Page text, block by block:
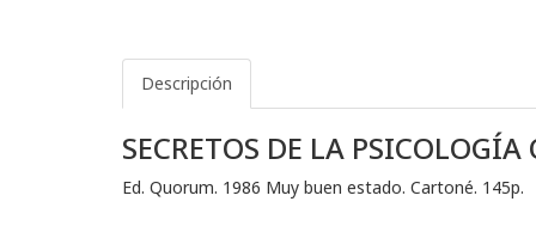
Descripción
SECRETOS DE LA PSICOLOGÍA
Ed. Quorum. 1986 Muy buen estado. Cartoné. 145p.